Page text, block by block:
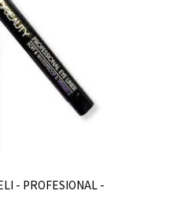
- PROFESIONAL -